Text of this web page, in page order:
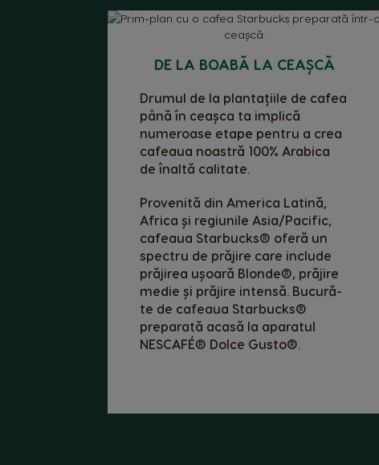
DE LA BOABĂ LA CEAȘCĂ
Drumul de la plantațiile de cafea
până în ceașca ta implică
numeroase etape pentru a crea
cafeaua noastră 100% Arabica
de înaltă calitate.
Provenită din America Latină,
Africa și regiunile Asia/Pacific,
cafeaua Starbucks® oferă un
spectru de prăjire care include
prăjirea ușoară Blonde®, prăjire
medie și prăjire intensă. Bucură-
te de cafeaua Starbucks®
preparată acasă la aparatul
NESCAFÉ® Dolce Gusto®.